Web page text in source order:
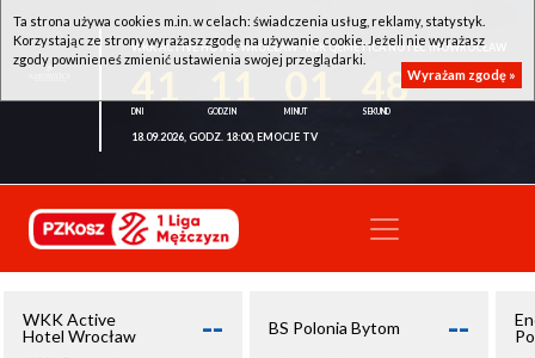
WKK ACTIVE HOTEL WROCŁAW - KSK QEMETICA NOTEĆ INOWROCŁAW
48
18.09.2026, GODZ. 18:00, EMOCJE TV
WKK Active
Hotel Wrocław
-- BS Polonia Bytom --
Ta strona używa cookies m.in. w celach: świadczenia usług, reklamy, statystyk.
Korzystając ze strony wyrażasz zgodę na używanie cookie. Jeżeli nie wyrażasz
zgody powinieneś zmienić ustawienia swojej przeglądarki.
Wyrażam zgodę »